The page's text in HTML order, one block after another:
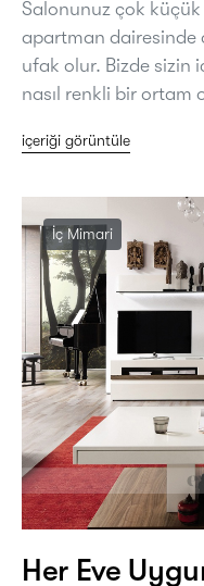
Salonunuz çok
apartman dairesinde
ufak olur. Bizde sizin
nasıl renkli bir ortam
içeriği görüntüle
İç Mimari
Her Eve